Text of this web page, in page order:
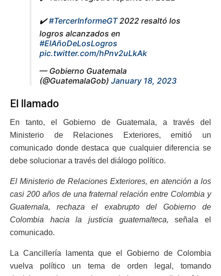
✔️#TercerInformeGT2022 resaltó los
logros alcanzados en
#ElAñoDeLosLogros
pic.twitter.com/hPnv2uLkAk
— Gobierno Guatemala
(@GuatemalaGob) January 18, 2023
El llamado
En tanto, el Gobierno de Guatemala, a través del
Ministerio de Relaciones Exteriores, emitió un
comunicado donde destaca que cualquier diferencia se
debe solucionar a través del diálogo político.
El Ministerio de Relaciones Exteriores, en atención a los
casi 200 años de una fraternal relación entre Colombia y
Guatemala, rechaza el exabrupto del Gobierno de
Colombia hacia la justicia guatemalteca, señala el
comunicado.
La Cancillería lamenta que el Gobierno de Colombia
vuelva político un tema de orden legal, tomando